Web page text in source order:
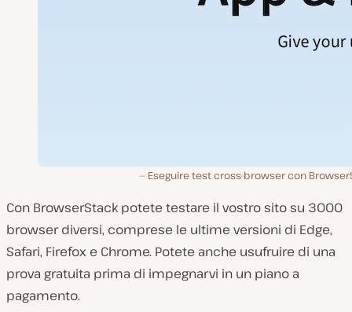
Eseguire test cross-browser con
Con BrowserStack potete testare il vostro sito su 3000
browser diversi, comprese le ultime versioni di Edge,
Safari, Firefox e Chrome. Potete anche usufruire di una
prova gratuita prima di impegnarvi in un piano a
pagamento.